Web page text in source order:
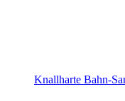
Knallharte Bahn-